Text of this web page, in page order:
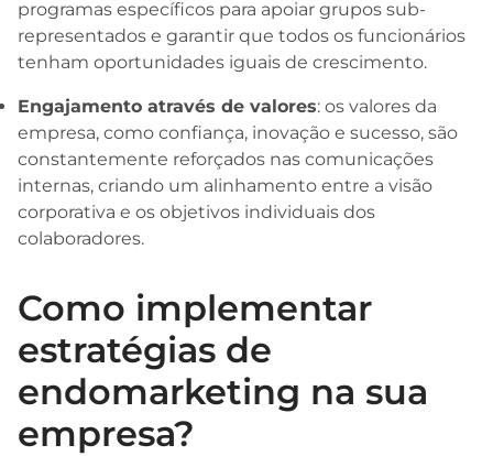
programas específicos para apoiar grupos sub-
representados e garantir que todos os funcionários
tenham oportunidades iguais de crescimento.
Engajamento através de valores: os valores da
empresa, como confiança, inovação e sucesso, são
constantemente reforçados nas comunicações
internas, criando um alinhamento entre a visão
corporativa e os objetivos individuais dos
colaboradores.
Como implementar
estratégias de
endomarketing na sua
empresa?